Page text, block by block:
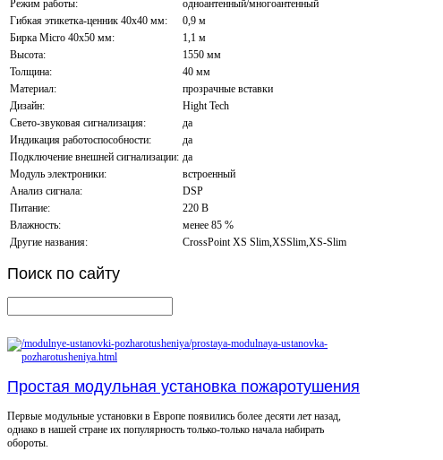
Режим работы:
одноантенный/многоантенный
Гибкая этикетка-ценник 40х40 мм:
0,9 м
Бирка Micro 40x50 мм:
1,1 м
Высота:
1550 мм
Толщина:
40 мм
Материал:
прозрачные вставки
Дизайн:
Hight Tech
Свето-звуковая сигнализация:
да
Индикация работоспособности:
да
Подключение внешней сигнализации: да
Модуль электроники:
встроенный
Анализ сигнала:
DSP
Питание:
220 В
Влажность:
менее 85 %
Другие названия:
CrossPoint XS Slim,XSSlim,XS-Slim
Поиск по сайту
Простая модульная установка пожаротушения
Первые модульные установки в Европе появились более десяти лет назад,
однако в нашей стране их популярность только-только начала набирать
обороты.